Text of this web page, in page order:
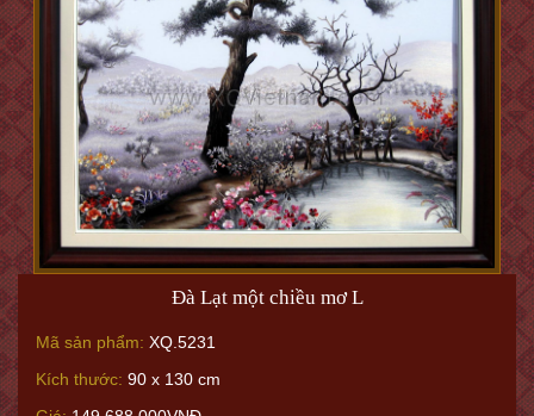
Đà Lạt một chiều mơ L
Mã sản phẩm: XQ.5231
Kích thước: 90 x 130 cm